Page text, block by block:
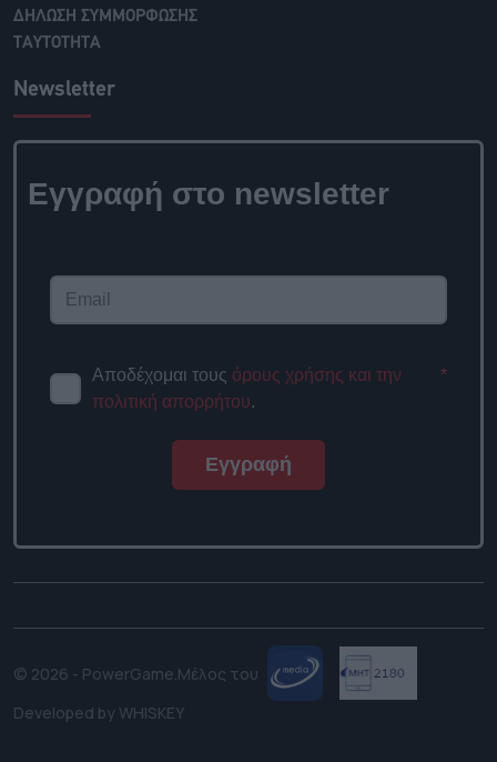
ΔΗΛΩΣΗ ΣΥΜΜΟΡΦΩΣΗΣ
ΤΑΥΤΟΤΗΤΑ
Newsletter
Εγγραφή στο newsletter
Αποδέχομαι τους όρους χρήσης και την
πολιτική απορρήτου.
*
Εγγραφή
© 2026 - PowerGame. Μέλος του
Developed by WHISKEY